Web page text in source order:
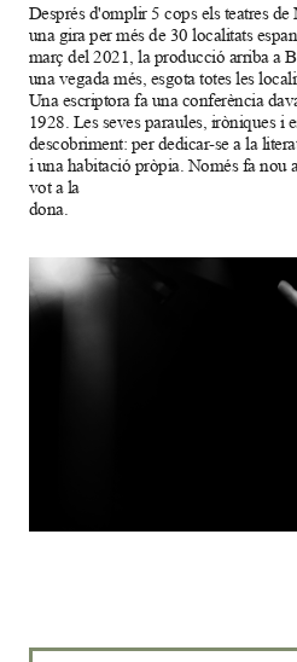
Després d'omplir 5 cops els teatres
una gira per més de 30 localitats
març del 2021, la producció arriba a
una vegada més, esgota totes les
Una escriptora fa una conferència
1928. Les seves paraules, iròniques i
descobriment: per dedicar-se a la
i una habitació pròpia. Només fa nou
vot a la
dona.